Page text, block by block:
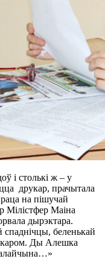
і столькі ж – у
друкар, прачытала
на пішучай
Мілістфер Маіна
дырэктара.
спаднічцы, беленькай
Ды Алешка